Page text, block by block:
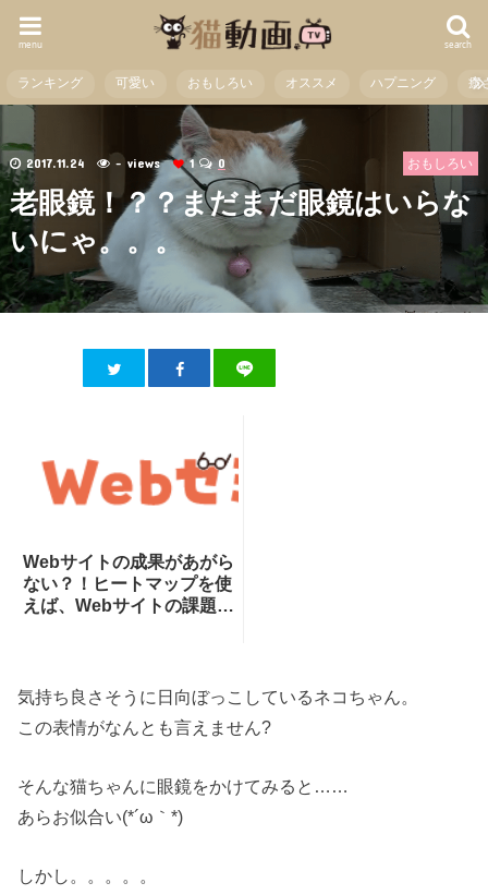
search
menu
ランキング 可愛い おもしろい オススメ ハプニング 癒
おもしろい
2017.11.24 - views 1 0
老眼鏡！？？まだまだ眼鏡はいらな
いにゃ。。。
Webサイトの成果があがら
ない？！ヒートマップを使
えば、Webサイトの課題が
気持ち良さそうに日向ぼっこしているネコちゃん。
この表情がなんとも言えません?
そんな猫ちゃんに眼鏡をかけてみると……
あらお似合い(*´ω｀*)
しかし。。。。。